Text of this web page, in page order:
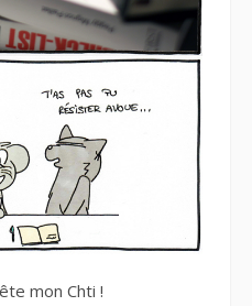
mon Chti !